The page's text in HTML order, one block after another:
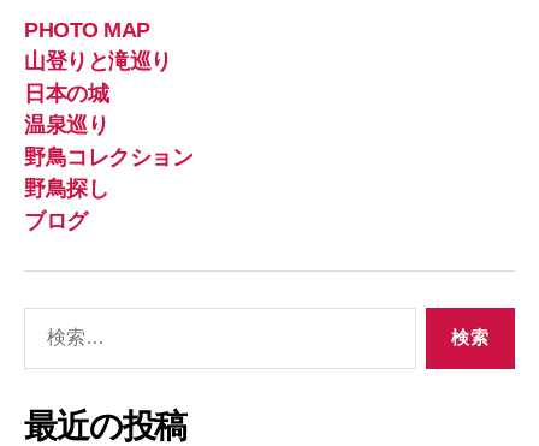
PHOTO MAP
山登りと滝巡り
日本の城
温泉巡り
野鳥コレクション
野鳥探し
ブログ
象:
最近の投稿